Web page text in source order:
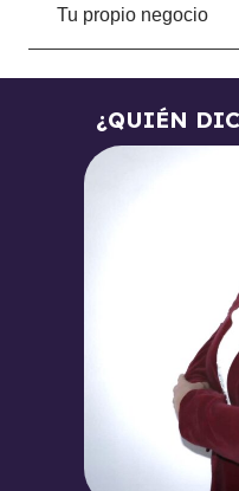
MÓDULO 11 – VIDEO
¿Qué materiales
¿Cómo atender al
MÓDULO 12 – ¿CÓMO
¿Cómo obtener tu
Tu propio negocio
¿QUIÉN